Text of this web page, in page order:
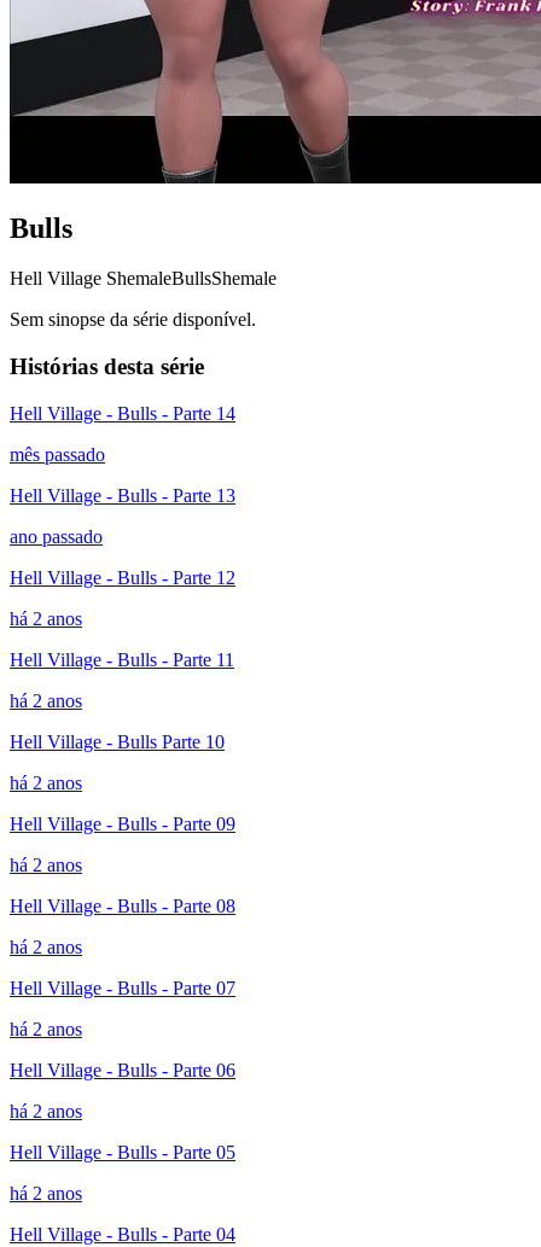
Bulls
Hell Village ShemaleBullsShemale
Sem sinopse da série disponível.
Histórias desta série
Hell Village - Bulls - Parte 14
mês passado
Hell Village - Bulls - Parte 13
ano passado
Hell Village - Bulls - Parte 12
há 2 anos
Hell Village - Bulls - Parte 11
há 2 anos
Hell Village - Bulls Parte 10
há 2 anos
Hell Village - Bulls - Parte 09
há 2 anos
Hell Village - Bulls - Parte 08
há 2 anos
Hell Village - Bulls - Parte 07
há 2 anos
Hell Village - Bulls - Parte 06
há 2 anos
Hell Village - Bulls - Parte 05
há 2 anos
Hell Village - Bulls - Parte 04